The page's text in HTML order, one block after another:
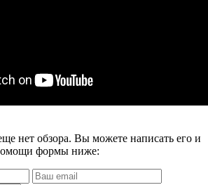
нет обзора. Вы можете написать его и
формы ниже: